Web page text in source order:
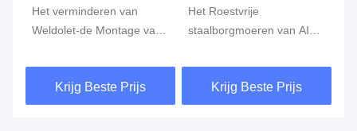
Het verminderen van
Weldolet-de Montage van
ASTM A403 MSS SP-97
Krijg Beste Prijs
Het Roestvrije
staalborgmoeren van AISI
Dunne Noten van ISO 228-
1 Klasse 150 300 1000
Krijg Beste Prijs